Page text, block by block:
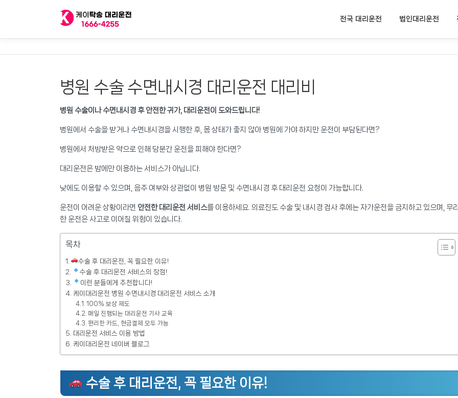
로
전국 대리운전 법인대리운전
병원 수술 수면내시경 대리운전 대리비
병원 수술이나 수면내시경 후 안전한 귀가, 대리운전이 도와드립니다!
병원에서 수술을 받거나 수면내시경을 시행한 후, 몸 상태가 좋지 않아 병원에 가야 하지만 운전이 부담된다면?
병원에서 처방받은 약으로 인해 당분간 운전을 피해야 한다면?
대리운전은 밤에만 이용하는 서비스가 아닙니다.
낮에도 이용할 수 있으며, 음주 여부와 상관없이 병원 방문 및 수면내시경 후 대리운전 요청이 가능합니다.
운전이 어려운 상황이라면 안전한 대리운전 서비스를 이용하세요. 의료진도 수술 및 내시경 검사 후에는 자가운전을 금지하고 있으며, 무리
한 운전은 사고로 이어질 위험이 있습니다.
목차
수술 후 대리운전, 꼭 필요한 이유!
수술 후 대리운전 서비스의 장점!
이런 분들에게 추천합니다!
케이대리운전 병원 수면내시경 대리운전 서비스 소개
100% 보상 제도
매일 진행되는 대리운전 기사 교육
편리한 카드, 현금결제 모두 가능
대리운전 서비스 이용 방법
케이대리운전 네이버 블로그
수술 후 대리운전, 꼭 필요한 이유!